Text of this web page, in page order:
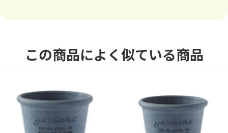
この商品によく似ている商品